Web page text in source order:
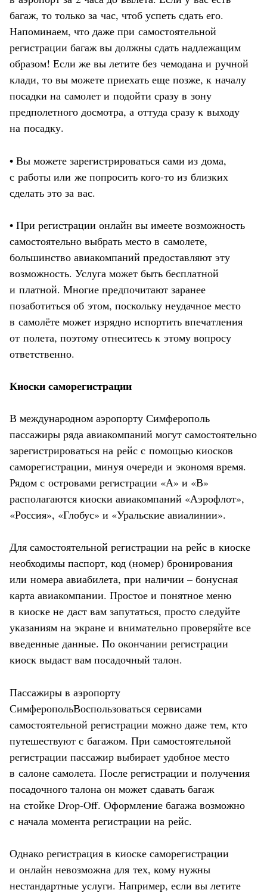
багаж, то только за час, чтоб успеть сдать его.
Напоминаем, что даже при самостоятельной
регистрации багаж вы должны сдать надлежащим
образом! Если же вы летите без чемодана и ручной
клади, то вы можете приехать еще позже, к началу
посадки на самолет и подойти сразу в зону
предполетного досмотра, а оттуда сразу к выходу
на посадку.
• Вы можете зарегистрироваться сами из дома,
с работы или же попросить кого-то из близких
сделать это за вас.
• При регистрации онлайн вы имеете возможность
самостоятельно выбрать место в самолете,
большинство авиакомпаний предоставляют эту
возможность. Услуга может быть бесплатной
и платной. Многие предпочитают заранее
позаботиться об этом, поскольку неудачное место
в самолёте может изрядно испортить впечатления
от полета, поэтому отнеситесь к этому вопросу
ответственно.
Киоски саморегистрации
В международном аэропорту Симферополь
пассажиры ряда авиакомпаний могут самостоятельно
зарегистрироваться на рейс с помощью киосков
саморегистрации, минуя очереди и экономя время.
Рядом с островами регистрации «А» и «В»
располагаются киоски авиакомпаний «Аэрофлот»,
«Россия», «Глобус» и «Уральские авиалинии».
Для самостоятельной регистрации на рейс в киоске
необходимы паспорт, код (номер) бронирования
или номера авиабилета, при наличии – бонусная
карта авиакомпании. Простое и понятное меню
в киоске не даст вам запутаться, просто следуйте
указаниям на экране и внимательно проверяйте все
введенные данные. По окончании регистрации
киоск выдаст вам посадочный талон.
Пассажиры в аэропорту
СимферопольВоспользоваться сервисами
самостоятельной регистрации можно даже тем, кто
путешествуют с багажом. При самостоятельной
регистрации пассажир выбирает удобное место
в салоне самолета. После регистрации и получения
посадочного талона он может сдавать багаж
на стойке Drop-Off. Оформление багажа возможно
с начала момента регистрации на рейс.
Однако регистрация в киоске саморегистрации
и онлайн невозможна для тех, кому нужны
нестандартные услуги. Например, если вы летите